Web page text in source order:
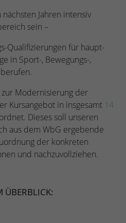
Jahren intensiv
sein –
Qualifizierungen für haupt-
in Sport-, Bewegungs-,
zur Modernisierung der
Kursangebot in insgesamt 14
Dieses soll unseren
aus dem WbG ergebende
der konkreten
und nachzuvollziehen.
ÜBERBLICK:
identifiziert die Besucher
Geschlecht oder Interessen
den DoubleClick des
Manager, um die gezielte
zu vereinfachen.